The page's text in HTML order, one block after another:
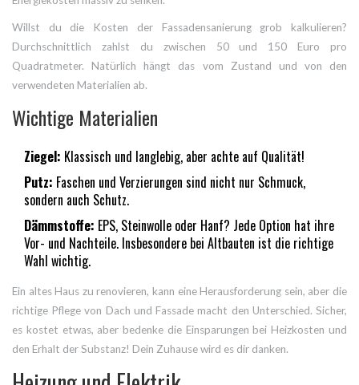
Willst du die Kosten der Fassadensanierung grob kalkulieren?
Durchschnittlich zahlst du zwischen 50 und 150 Euro pro
Quadratmeter. Natürlich hängt das vom Zustand und von den
verwendeten Materialien ab.
Wichtige Materialien
Ziegel: Klassisch und langlebig, aber achte auf Qualität!
Putz: Faschen und Verzierungen sind nicht nur Schmuck,
sondern auch Schutz.
Dämmstoffe: EPS, Steinwolle oder Hanf? Jede Option hat ihre
Vor- und Nachteile. Insbesondere bei Altbauten ist die richtige
Wahl wichtig.
Ein altes Haus zu renovieren, kann eine Herausforderung sein, aber die
richtige Pflege von Dach und Fassade macht den Unterschied. Sicher,
es kostet etwas, aber bedenke die Einsparungen bei Heizkosten und
den Erhalt der Substanz! Dein Zuhause wird es dir danken.